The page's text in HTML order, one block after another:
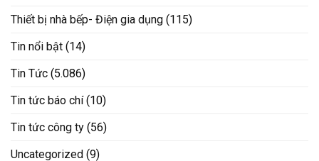
Thiết bị nhà bếp- Điện gia dụng (115)
Tin nổi bật (14)
Tin Tức (5.086)
Tin tức báo chí(10)
Tin tức công ty (56)
Uncategorized (9)